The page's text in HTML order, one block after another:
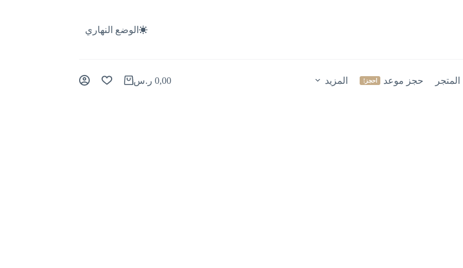
الوضع النهاري
المتجر حجز موعد احجز! المزيد 0,00 ر.س